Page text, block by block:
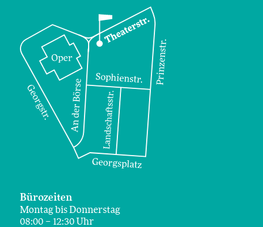
Bürozeiten
Montag bis Donnerstag
08:00 – 12:30 Uhr